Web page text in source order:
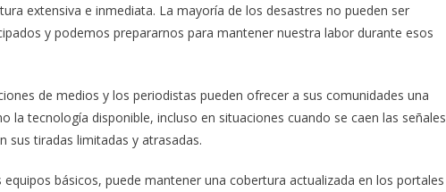
extensiva e inmediata. La mayoría de los desastres no pueden ser
y podemos prepararnos para mantener nuestra labor durante esos
de medios y los periodistas pueden ofrecer a sus comunidades una
la tecnología disponible, incluso en situaciones cuando se caen las señales
sus tiradas limitadas y atrasadas.
básicos, puede mantener una cobertura actualizada en los portales